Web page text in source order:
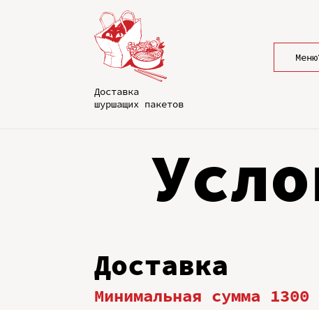
Доставка
шуршащих пакетов
Меню
Доставка
Минимальная сумма 1300